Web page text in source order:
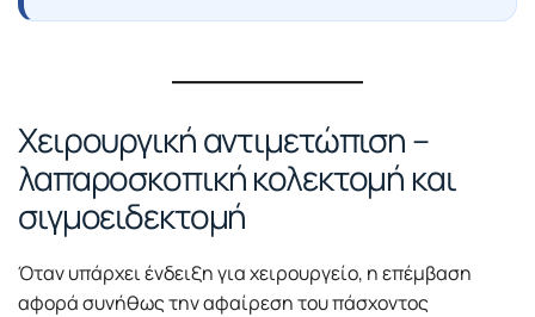
Χειρουργική αντιμετώπιση –
λαπαροσκοπική κολεκτομή και
σιγμοειδεκτομή
Όταν υπάρχει ένδειξη για χειρουργείο, η επέμβαση
αφορά συνήθως την αφαίρεση του πάσχοντος